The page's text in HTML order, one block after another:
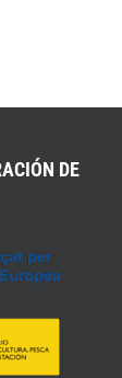
DE